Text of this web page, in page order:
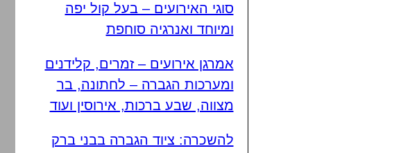
סוגי האירועים – בעל קול יפה
ומיוחד ואנרגיה סוחפת
אמרגן אירועים – זמרים, קלידנים
ומערכות הגברה – לחתונה, בר
מצווה, שבע ברכות, אירוסין ועוד
להשכרה: ציוד הגברה בבני ברק